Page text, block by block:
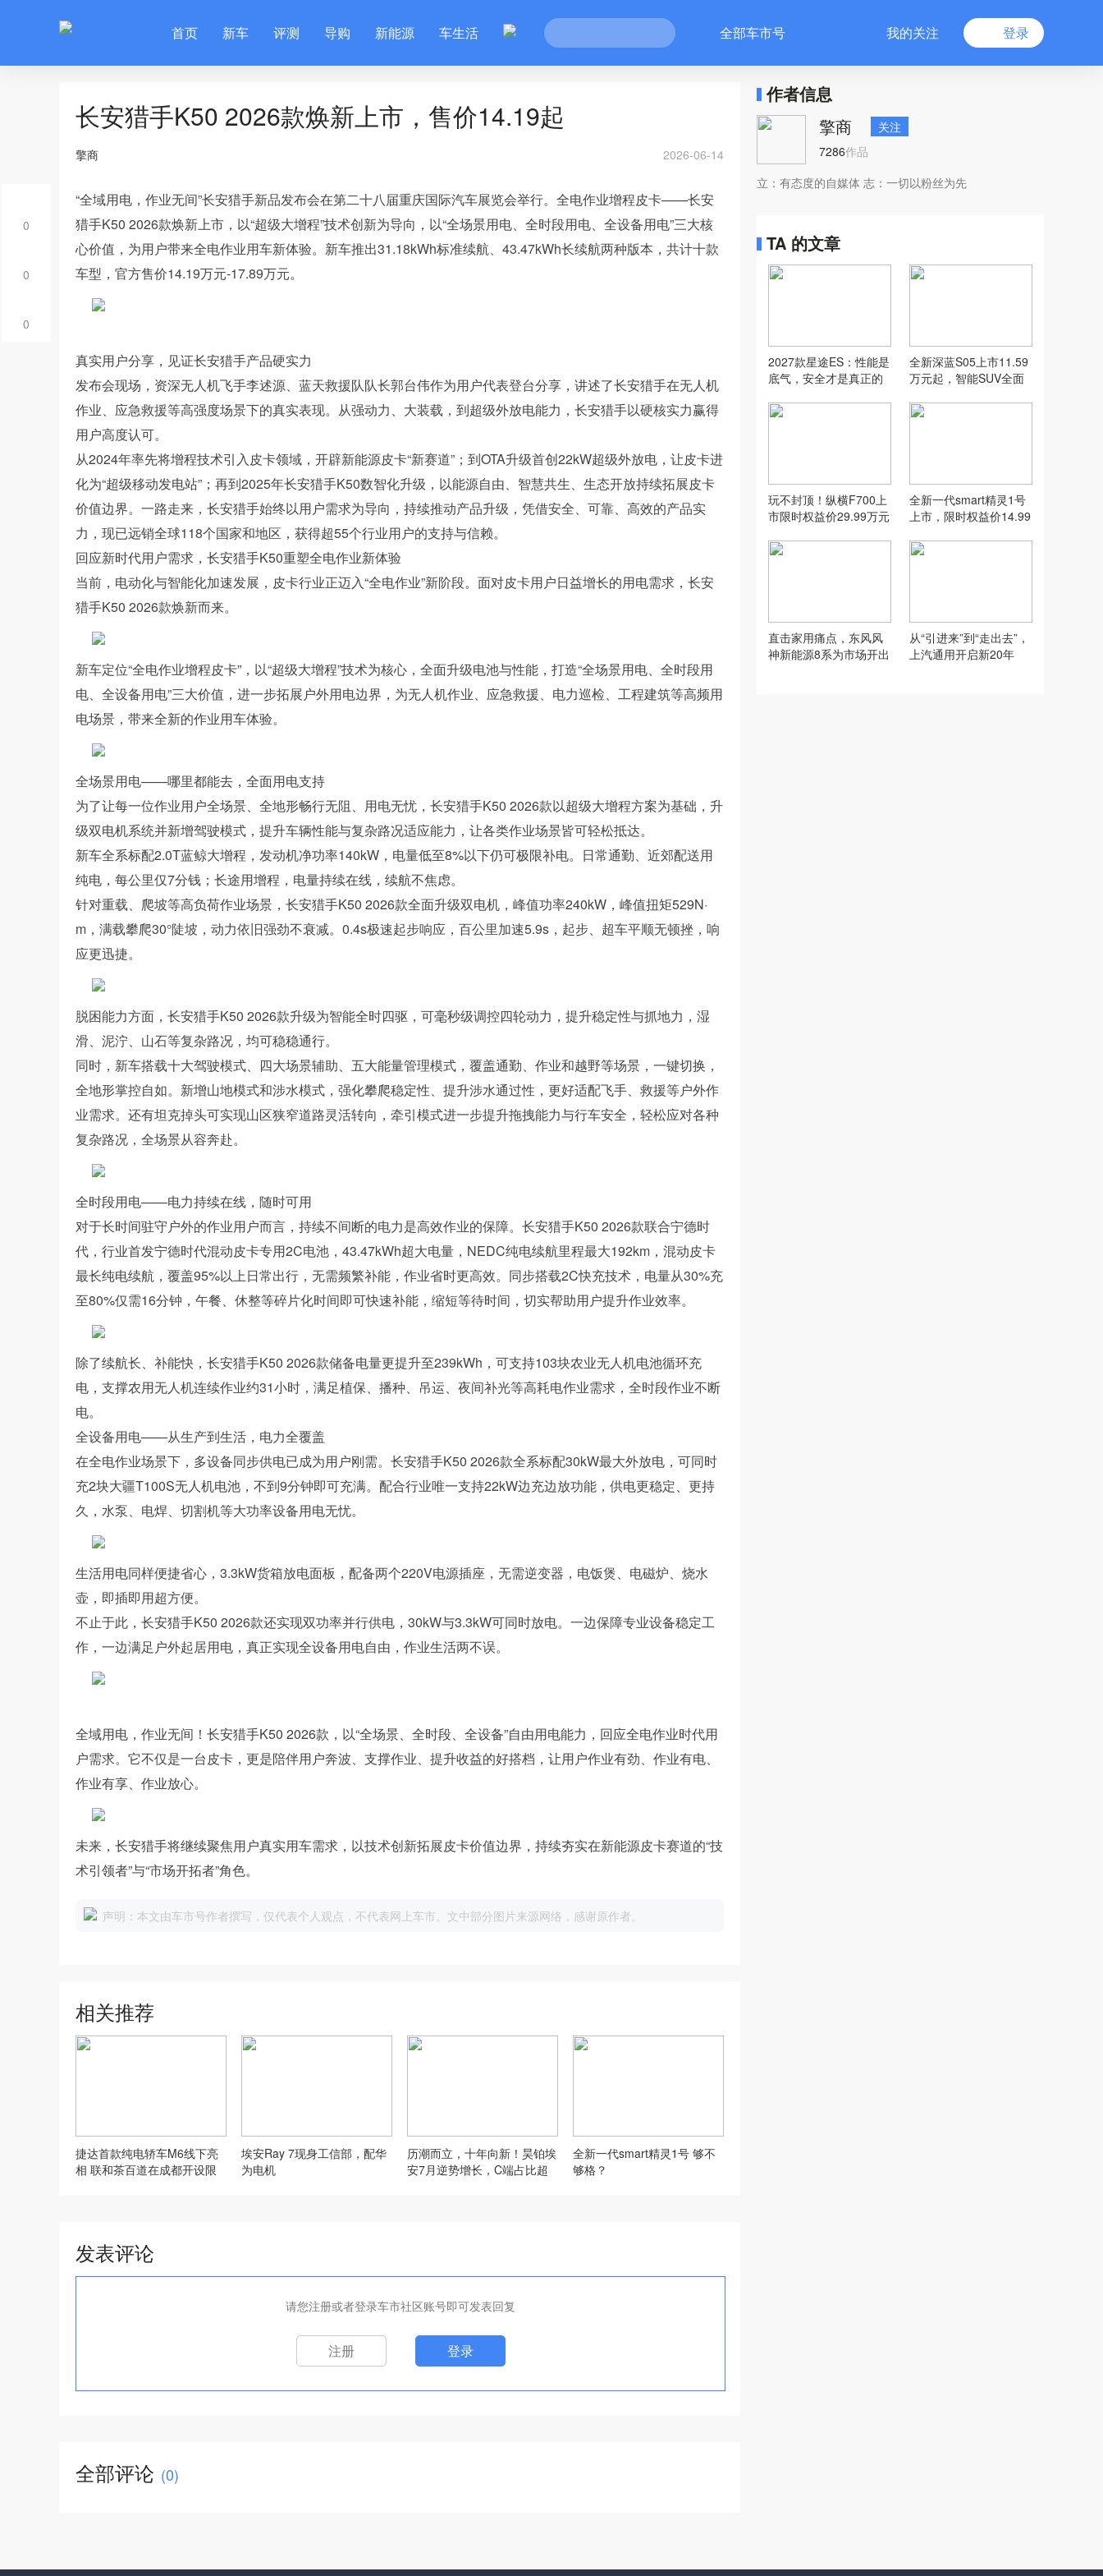
首页 新车 评测 导购 新能源 车生活 全部车市号 我的关注 登录
0
0
0
长安猎手K50 2026款焕新上市，售价14.19起
擎商 2026-06-14
“全域用电，作业无间”长安猎手新品发布会在第二十八届重庆国际汽车展览会举行。全电作业增程皮卡——长安
猎手K50 2026款焕新上市，以“超级大增程”技术创新为导向，以“全场景用电、全时段用电、全设备用电”三大核
心价值，为用户带来全电作业用车新体验。新车推出31.18kWh标准续航、43.47kWh长续航两种版本，共计十款
车型，官方售价14.19万元-17.89万元。
真实用户分享，见证长安猎手产品硬实力
发布会现场，资深无人机飞手李述源、蓝天救援队队长郭台伟作为用户代表登台分享，讲述了长安猎手在无人机
作业、应急救援等高强度场景下的真实表现。从强动力、大装载，到超级外放电能力，长安猎手以硬核实力赢得
用户高度认可。
从2024年率先将增程技术引入皮卡领域，开辟新能源皮卡“新赛道”；到OTA升级首创22kW超级外放电，让皮卡进
化为“超级移动发电站”；再到2025年长安猎手K50数智化升级，以能源自由、智慧共生、生态开放持续拓展皮卡
价值边界。一路走来，长安猎手始终以用户需求为导向，持续推动产品升级，凭借安全、可靠、高效的产品实
力，现已远销全球118个国家和地区，获得超55个行业用户的支持与信赖。
回应新时代用户需求，长安猎手K50重塑全电作业新体验
当前，电动化与智能化加速发展，皮卡行业正迈入“全电作业”新阶段。面对皮卡用户日益增长的用电需求，长安
猎手K50 2026款焕新而来。
新车定位“全电作业增程皮卡”，以“超级大增程”技术为核心，全面升级电池与性能，打造“全场景用电、全时段用
电、全设备用电”三大价值，进一步拓展户外用电边界，为无人机作业、应急救援、电力巡检、工程建筑等高频用
电场景，带来全新的作业用车体验。
全场景用电——哪里都能去，全面用电支持
为了让每一位作业用户全场景、全地形畅行无阻、用电无忧，长安猎手K50 2026款以超级大增程方案为基础，升
级双电机系统并新增驾驶模式，提升车辆性能与复杂路况适应能力，让各类作业场景皆可轻松抵达。
新车全系标配2.0T蓝鲸大增程，发动机净功率140kW，电量低至8%以下仍可极限补电。日常通勤、近郊配送用
纯电，每公里仅7分钱；长途用增程，电量持续在线，续航不焦虑。
针对重载、爬坡等高负荷作业场景，长安猎手K50 2026款全面升级双电机，峰值功率240kW，峰值扭矩529N·
m，满载攀爬30°陡坡，动力依旧强劲不衰减。0.4s极速起步响应，百公里加速5.9s，起步、超车平顺无顿挫，响
应更迅捷。
脱困能力方面，长安猎手K50 2026款升级为智能全时四驱，可毫秒级调控四轮动力，提升稳定性与抓地力，湿
滑、泥泞、山石等复杂路况，均可稳稳通行。
同时，新车搭载十大驾驶模式、四大场景辅助、五大能量管理模式，覆盖通勤、作业和越野等场景，一键切换，
全地形掌控自如。新增山地模式和涉水模式，强化攀爬稳定性、提升涉水通过性，更好适配飞手、救援等户外作
业需求。还有坦克掉头可实现山区狭窄道路灵活转向，牵引模式进一步提升拖拽能力与行车安全，轻松应对各种
复杂路况，全场景从容奔赴。
全时段用电——电力持续在线，随时可用
对于长时间驻守户外的作业用户而言，持续不间断的电力是高效作业的保障。长安猎手K50 2026款联合宁德时
代，行业首发宁德时代混动皮卡专用2C电池，43.47kWh超大电量，NEDC纯电续航里程最大192km，混动皮卡
最长纯电续航，覆盖95%以上日常出行，无需频繁补能，作业省时更高效。同步搭载2C快充技术，电量从30%充
至80%仅需16分钟，午餐、休整等碎片化时间即可快速补能，缩短等待时间，切实帮助用户提升作业效率。
除了续航长、补能快，长安猎手K50 2026款储备电量更提升至239kWh，可支持103块农业无人机电池循环充
电，支撑农用无人机连续作业约31小时，满足植保、播种、吊运、夜间补光等高耗电作业需求，全时段作业不断
电。
全设备用电——从生产到生活，电力全覆盖
在全电作业场景下，多设备同步供电已成为用户刚需。长安猎手K50 2026款全系标配30kW最大外放电，可同时
充2块大疆T100S无人机电池，不到9分钟即可充满。配合行业唯一支持22kW边充边放功能，供电更稳定、更持
久，水泵、电焊、切割机等大功率设备用电无忧。
生活用电同样便捷省心，3.3kW货箱放电面板，配备两个220V电源插座，无需逆变器，电饭煲、电磁炉、烧水
壶，即插即用超方便。
不止于此，长安猎手K50 2026款还实现双功率并行供电，30kW与3.3kW可同时放电。一边保障专业设备稳定工
作，一边满足户外起居用电，真正实现全设备用电自由，作业生活两不误。
全域用电，作业无间！长安猎手K50 2026款，以“全场景、全时段、全设备”自由用电能力，回应全电作业时代用
户需求。它不仅是一台皮卡，更是陪伴用户奔波、支撑作业、提升收益的好搭档，让用户作业有劲、作业有电、
作业有享、作业放心。
未来，长安猎手将继续聚焦用户真实用车需求，以技术创新拓展皮卡价值边界，持续夯实在新能源皮卡赛道的“技
术引领者”与“市场开拓者”角色。
声明：本文由车市号作者撰写，仅代表个人观点，不代表网上车市。文中部分图片来源网络，感谢原作者。
相关推荐
捷达首款纯电轿车M6线下亮
相 联和茶百道在成都开设限
埃安Ray 7现身工信部，配华
为电机
历潮而立，十年向新！昊铂埃
安7月逆势增长，C端占比超
全新一代smart精灵1号 够不
够格？
发表评论
请您注册或者登录车市社区账号即可发表回复
注册 登录
全部评论 (0)
作者信息
擎商
关注
7286作品
立：有态度的自媒体 志：一切以粉丝为先
TA 的文章
2027款星途ES：性能是
底气，安全才是真正的
全新深蓝S05上市11.59
万元起，智能SUV全面
玩不封顶！纵横F700上
市限时权益价29.99万元
全新一代smart精灵1号
上市，限时权益价14.99
直击家用痛点，东风风
神新能源8系为市场开出
从“引进来”到“走出去”，
上汽通用开启新20年